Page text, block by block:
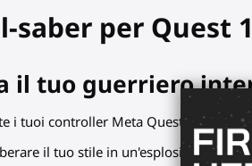
saber per Quest
il tuo guerriero
i tuoi controller Meta Quest 1 o Rift
il tuo stile in un'esplosione di